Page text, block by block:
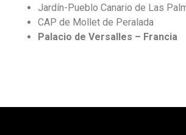
Jardín-Pueblo Canario de Las
CAP de Mollet de Peralada
Palacio de Versalles – Francia